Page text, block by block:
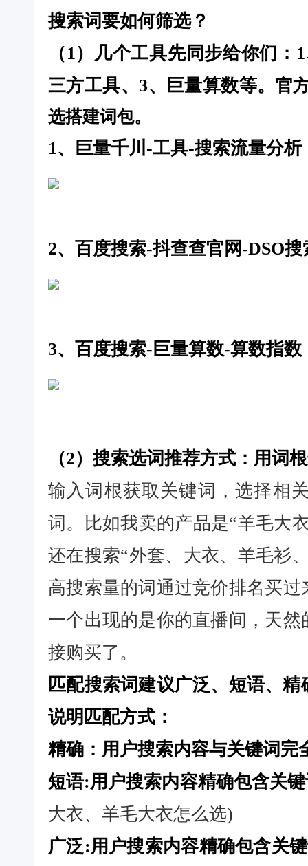
搜索词要如何筛选？
（1）几个工具先同步给你们
三方工具、3、巨量算数等。
官
选搭建词包。
1、巨量千川-工具-搜索流量分析
2、百度搜索-抖查查官网-DSO搜
3、百度搜索-巨量算数-算数指数
（2）搜索选词推荐方式：用词
输入词根获取关键词，选择相
词。比如我卖的产品是“羊毛大
还在搜索“外套、大衣、羊毛衫
高搜索量的词通过竞价排名买
一个出现的是你的直播间，天
接购买了。
匹配搜索词建议广泛、短语、
说明匹配方式：
精确：用户搜索内容与关键词完
短语:用户搜索内容精确包含关
大衣、羊毛大衣怎么选)
广泛:用户搜索内容精确包含关